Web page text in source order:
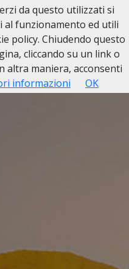
da questo utilizzati si
al funzionamento ed utili
policy. Chiudendo questo
cliccando su un link o
altra maniera, acconsenti
informazioni OK